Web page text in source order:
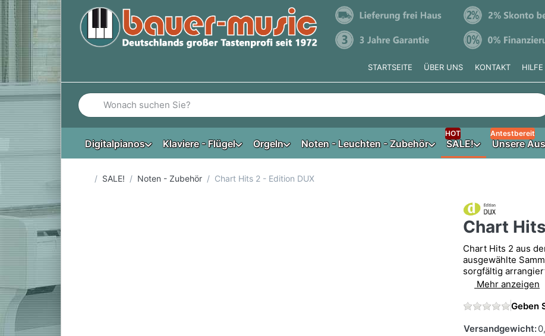
STARTSEITE ÜBER UNS KONTAKT HILFE
Geben Sie einen Suchbegriff ein. Während Sie tippen, erscheinen automatisch erste Ergebnisse. Drücken
Digitalpianos Klaviere - Flügel Orgeln Noten - Leuchten - Zubehör SALE!
HOT
Unsere
Antestbereit
Startseite
SALE! Noten - Zubehör Chart Hits 2 - Edition DUX
Chart
Chart Hits 2 aus
ausgewählte
sorgfältig
Mehr anzeigen
Geben
Versandgewicht: